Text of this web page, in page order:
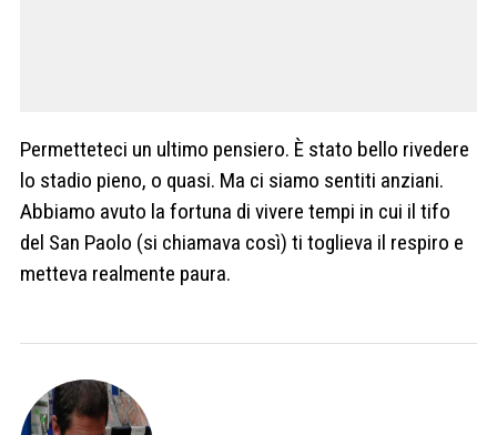
Permetteteci un ultimo pensiero. È stato bello rivedere
lo stadio pieno, o quasi. Ma ci siamo sentiti anziani.
Abbiamo avuto la fortuna di vivere tempi in cui il tifo
del San Paolo (si chiamava così) ti toglieva il respiro e
metteva realmente paura.